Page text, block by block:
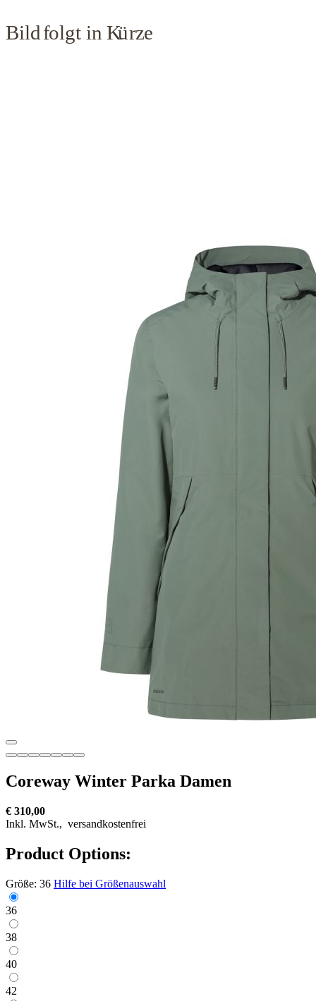
Coreway Winter Parka Damen
€ 310,00
Inkl. MwSt., versandkostenfrei
Product Options:
Größe: 36 Hilfe bei Größenauswahl
36
38
40
42